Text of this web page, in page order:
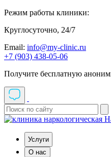
Режим работы клиники:
Круглосуточно, 24/7
Email: info@my-clinic.ru
+7 (903) 438-05-06
Получите бесплатную
Услуги
О нас